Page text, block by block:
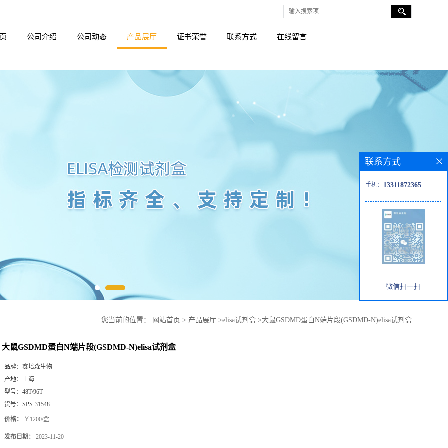
公司介绍 公司动态 产品展厅 证书荣誉 联系方式 在线留言
您当前的位置： 网站首页 > 产品展厅 >elisa试剂盒 >大鼠GSDMD蛋白N端片段(GSDMD-N)elisa试剂盒
大鼠GSDMD蛋白N端片段(GSDMD-N)elisa试剂盒
品牌： 赛培森生物
产地： 上海
型号： 48T/96T
货号： SPS-31548
价格： ￥1200/盒
发布日期： 2023-11-20
联系方式
手机： 13311872365
微信扫一扫